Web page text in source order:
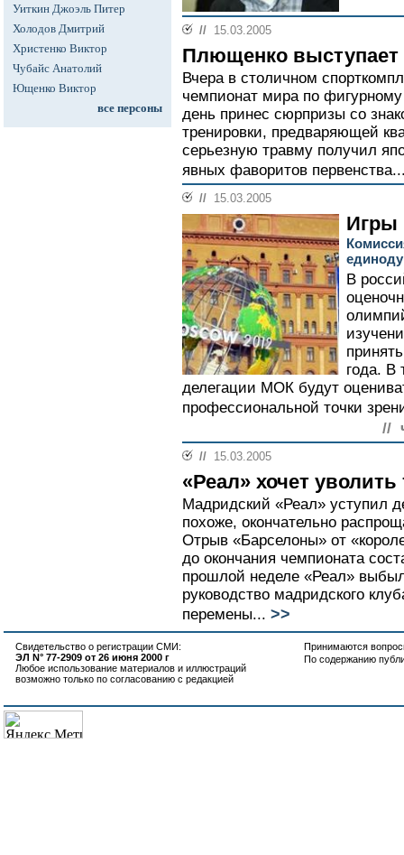
Уиткин Джоэль Питер
Холодов Дмитрий
Христенко Виктор
Чубайс Анатолий
Ющенко Виктор
все персоны
// 15.03.2005
Плющенко выступает
Вчера в столичном
чемпионат мира по
день принес сюрпризы со
тренировки, предваряющей
серьезную травму получил
явных фаворитов
// 15.03.2005
Игры
В
года. В
делегации МОК будут
профессиональной точки
//
// 15.03.2005
«Реал» хочет уволить
Мадридский «Реал» уступил
похоже, окончательно
Отрыв «Барселоны» от
до окончания чемпионата
прошлой неделе «Реал»
руководство мадридского
перемены... >>
Свидетельство о регистрации СМИ:
ЭЛ N° 77-2909 от 26 июня 2000 г
Любое использование материалов и иллюстраций
возможно только по согласованию с редакцией
Принимаются
По содержанию